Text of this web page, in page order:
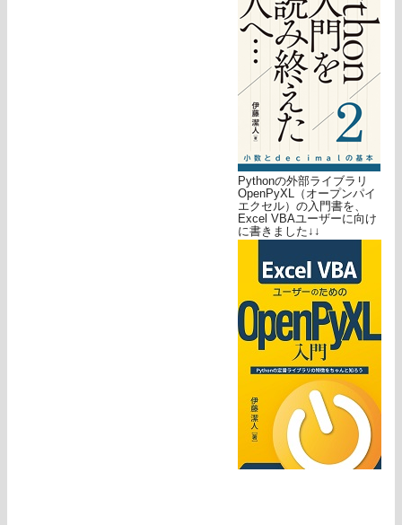
Pythonの外部ライブラリ
OpenPyXL（オープンパイ
エクセル）の入門書を、
Excel VBAユーザーに向け
に書きました↓↓